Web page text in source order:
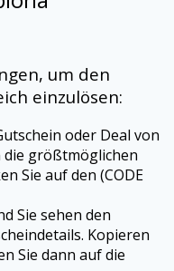
um den
einzulösen:
oder Deal von
die größtmöglichen
Sie auf den (CODE
Sie sehen den
Kopieren
Sie dann auf die